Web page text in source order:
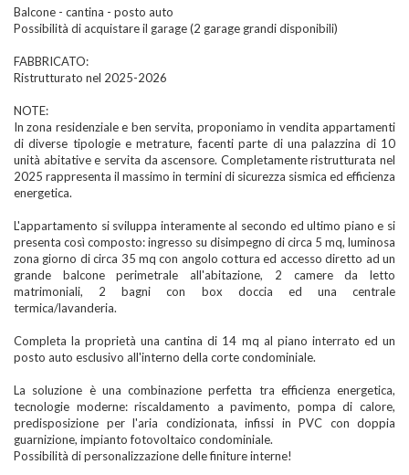
Balcone - cantina - posto auto
Possibilità di acquistare il garage (2 garage grandi disponibili)
FABBRICATO:
Ristrutturato nel 2025-2026
NOTE:
In zona residenziale e ben servita, proponiamo in vendita appartamenti
di diverse tipologie e metrature, facenti parte di una palazzina di 10
unità abitative e servita da ascensore. Completamente ristrutturata nel
2025 rappresenta il massimo in termini di sicurezza sismica ed efficienza
energetica.
L'appartamento si sviluppa interamente al secondo ed ultimo piano e si
presenta così composto: ingresso su disimpegno di circa 5 mq, luminosa
zona giorno di circa 35 mq con angolo cottura ed accesso diretto ad un
grande balcone perimetrale all'abitazione, 2 camere da letto
matrimoniali, 2 bagni con box doccia ed una centrale
termica/lavanderia.
Completa la proprietà una cantina di 14 mq al piano interrato ed un
posto auto esclusivo all'interno della corte condominiale.
La soluzione è una combinazione perfetta tra efficienza energetica,
tecnologie moderne: riscaldamento a pavimento, pompa di calore,
predisposizione per l'aria condizionata, infissi in PVC con doppia
guarnizione, impianto fotovoltaico condominiale.
Possibilità di personalizzazione delle finiture interne!